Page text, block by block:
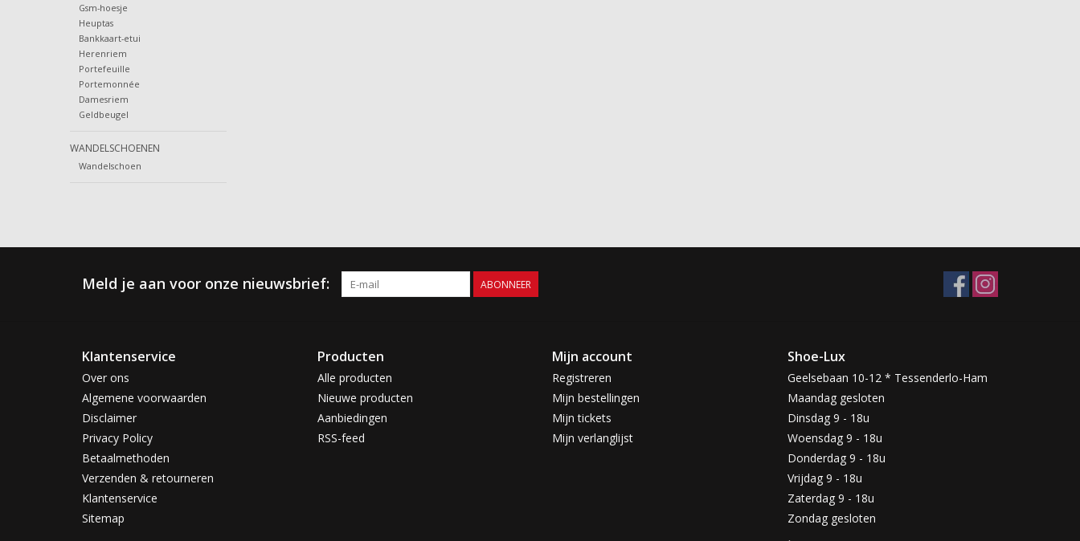
Gsm-hoesje
Heuptas
Bankkaart-etui
Herenriem
Portefeuille
Portemonnée
Damesriem
Geldbeugel
WANDELSCHOENEN
Wandelschoen
Meld je aan voor onze nieuwsbrief: ABONNEER
Klantenservice
Over ons
Algemene voorwaarden
Disclaimer
Privacy Policy
Betaalmethoden
Verzenden & retourneren
Klantenservice
Sitemap
Producten
Alle producten
Nieuwe producten
Aanbiedingen
RSS-feed
Mijn account
Registreren
Mijn bestellingen
Mijn tickets
Mijn verlanglijst
Shoe-Lux
Geelsebaan 10-12 * Tessenderlo-Ham
Maandag gesloten
Dinsdag 9 - 18u
Woensdag 9 - 18u
Donderdag 9 - 18u
Vrijdag 9 - 18u
Zaterdag 9 - 18u
Zondag gesloten